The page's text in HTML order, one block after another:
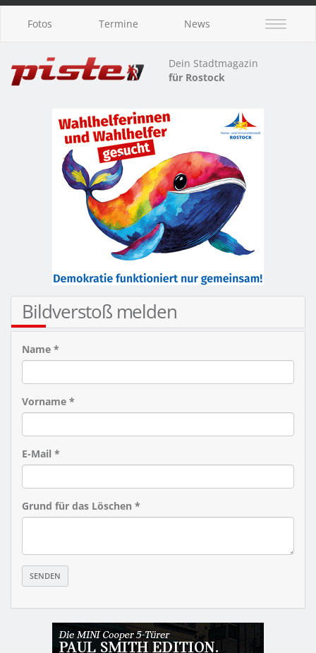
Fotos Termine News
Dein Stadtmagazin
für Rostock
Bildverstoß melden
Name *
Vorname *
E-Mail *
Grund für das Löschen *